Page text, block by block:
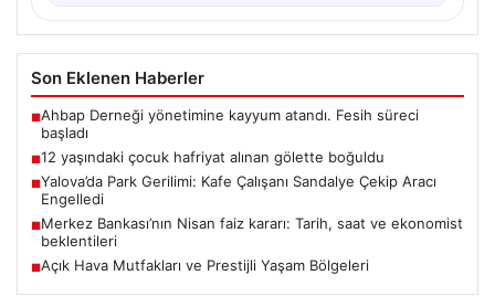
Son Eklenen Haberler
■Ahbap Derneği yönetimine kayyum atandı. Fesih süreci
başladı
■12 yaşındaki çocuk hafriyat alınan gölette boğuldu
■Yalova’da Park Gerilimi: Kafe Çalışanı Sandalye Çekip Aracı
Engelledi
■Merkez Bankası’nın Nisan faiz kararı: Tarih, saat ve ekonomist
beklentileri
■Açık Hava Mutfakları ve Prestijli Yaşam Bölgeleri